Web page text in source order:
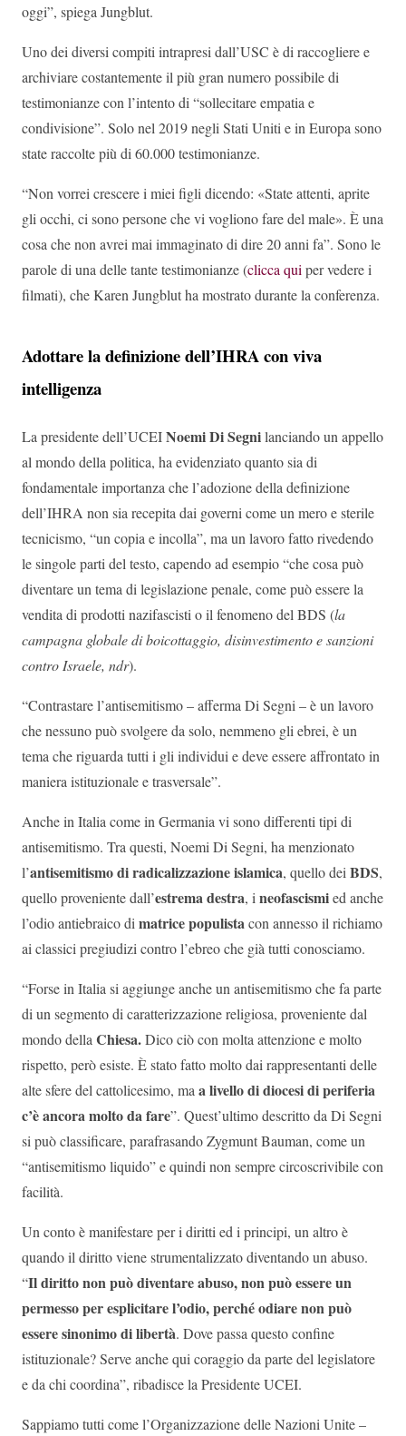
oggi”, spiega Jungblut.
Uno dei diversi compiti intrapresi dall’USC è di raccogliere e
archiviare costantemente il più gran numero possibile di
testimonianze con l’intento di “sollecitare empatia e
condivisione”. Solo nel 2019 negli Stati Uniti e in Europa sono
state raccolte più di 60.000 testimonianze.
“Non vorrei crescere i miei figli dicendo: «State attenti, aprite
gli occhi, ci sono persone che vi vogliono fare del male». È una
cosa che non avrei mai immaginato di dire 20 anni fa”. Sono le
parole di una delle tante testimonianze (clicca qui per vedere i
filmati), che Karen Jungblut ha mostrato durante la conferenza.
Adottare la definizione dell’IHRA con viva
intelligenza
La presidente dell’UCEINoemi Di Segnilanciando un appello
al mondo della politica, ha evidenziato quanto sia di
fondamentale importanza che l’adozione della definizione
dell’IHRA non sia recepita dai governi come un mero e sterile
tecnicismo, “un copia e incolla”, ma un lavoro fatto rivedendo
le singole parti del testo, capendo ad esempio “che cosa può
diventare un tema di legislazione penale, come può essere la
vendita di prodotti nazifascisti o il fenomeno del BDS (la
campagna globale di boicottaggio, disinvestimento e sanzioni
contro Israele, ndr).
“Contrastare l’antisemitismo – afferma Di Segni – è un lavoro
che nessuno può svolgere da solo, nemmeno gli ebrei, è un
tema che riguarda tutti i gli individui e deve essere affrontato in
maniera istituzionale e trasversale”.
Anche in Italia come in Germania vi sono differenti tipi di
antisemitismo. Tra questi, Noemi Di Segni, ha menzionato
l’antisemitismo di radicalizzazione islamica, quello dei BDS,
quello proveniente dall’estrema destra, i neofascismied anche
l’odio antiebraico di matrice populistacon annesso il richiamo
ai classici pregiudizi contro l’ebreo che già tutti conosciamo.
“Forse in Italia si aggiunge anche un antisemitismo che fa parte
di un segmento di caratterizzazione religiosa, proveniente dal
mondo della Chiesa.Dico ciò con molta attenzione e molto
rispetto, però esiste. È stato fatto molto dai rappresentanti delle
alte sfere del cattolicesimo, ma a livello di diocesi di periferia
c’è ancora molto da fare”. Quest’ultimo descritto da Di Segni
si può classificare, parafrasando Zygmunt Bauman, come un
“antisemitismo liquido” e quindi non sempre circoscrivibile con
facilità.
Un conto è manifestare per i diritti ed i principi, un altro è
quando il diritto viene strumentalizzato diventando un abuso.
“Il diritto non può diventare abuso, non può essere un
permesso per esplicitare l’odio, perché odiare non può
essere sinonimo di libertà. Dove passa questo confine
istituzionale? Serve anche qui coraggio da parte del legislatore
e da chi coordina”, ribadisce la Presidente UCEI.
Sappiamo tutti come l’Organizzazione delle Nazioni Unite –